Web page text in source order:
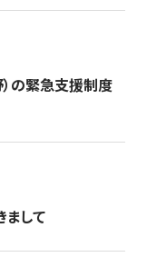
の緊急支援制度
して